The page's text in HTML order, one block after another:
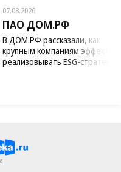
07.08.2026
ПАО ДОМ.РФ
В ДОМ.РФ рассказали, как
крупным компаниям
реализовывать ESG-стратегию